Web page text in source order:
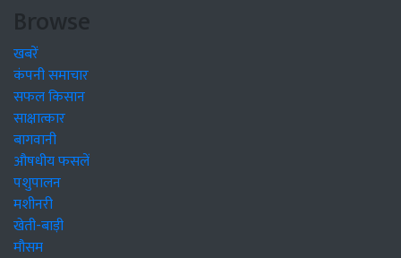
Browse
खबरें
कंपनी समाचार
सफल किसान
साक्षात्कार
बागवानी
औषधीय फसलें
पशुपालन
मशीनरी
खेती-बाड़ी
मौसम